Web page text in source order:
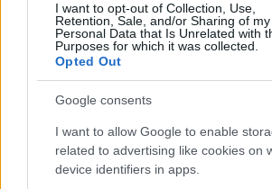
I want to opt-out of Collection, Use,
Retention, Sale, and/or Sharing of my
Personal Data that Is Unrelated with
Purposes for which it was collected.
Opted Out
Google consents
I want to allow Google to enable
related to advertising like cookies on
device identifiers in apps.
Kevesebb lesz a fizetés